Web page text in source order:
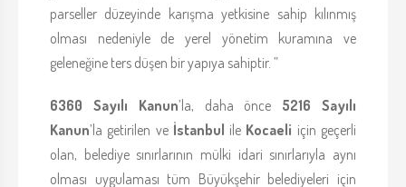
parseller düzeyinde karışma yetkisine sahip kılınmış
olması nedeniyle de yerel yönetim kuramına ve
geleneğine ters düşen bir yapıya sahiptir. ”
6360 Sayılı Kanun’la, daha önce 5216 Sayılı
Kanun’la getirilen ve İstanbul ile Kocaeli için geçerli
olan, belediye sınırlarının mülki idari sınırlarıyla aynı
olması uygulaması tüm Büyükşehir belediyeleri için